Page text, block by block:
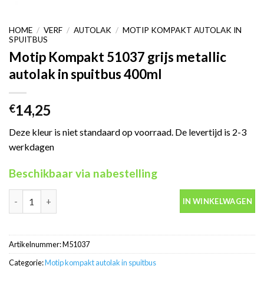
HOME / VERF / AUTOLAK / MOTIP KOMPAKT AUTOLAK IN
SPUITBUS
Motip Kompakt 51037 grijs metallic
autolak in spuitbus 400ml
€14,25
Deze kleur is niet standaard op voorraad. De levertijd is 2-3
werkdagen
Beschikbaar via nabestelling
Motip Kompakt 51037 grijs metallic autolak in spuitbus 400ml
IN WINKELWAGEN
Artikelnummer:M51037
Categorie:Motip kompakt autolak in spuitbus